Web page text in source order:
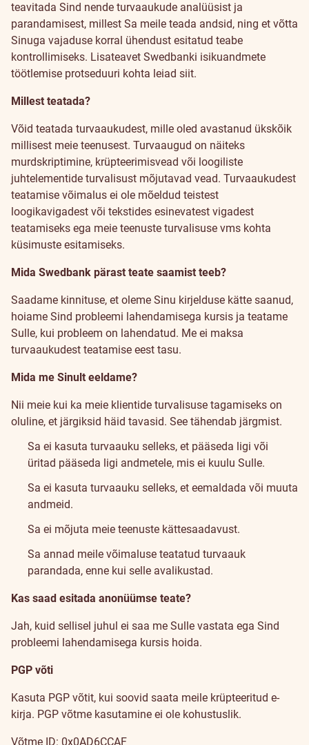
teavitada Sind nende turvaaukude analüüsist ja
parandamisest, millest Sa meile teada andsid, ning et võtta
Sinuga vajaduse korral ühendust esitatud teabe
kontrollimiseks. Lisateavet Swedbanki isikuandmete
töötlemise protseduuri kohta leiad siit.
Millest teatada?
Võid teatada turvaaukudest, mille oled avastanud ükskõik
millisest meie teenusest. Turvaaugud on näiteks
murdskriptimine, krüpteerimisvead või loogiliste
juhtelementide turvalisust mõjutavad vead. Turvaaukudest
teatamise võimalus ei ole mõeldud teistest
loogikavigadest või tekstides esinevatest vigadest
teatamiseks ega meie teenuste turvalisuse vms kohta
küsimuste esitamiseks.
Mida Swedbank pärast teate saamist teeb?
Saadame kinnituse, et oleme Sinu kirjelduse kätte saanud,
hoiame Sind probleemi lahendamisega kursis ja teatame
Sulle, kui probleem on lahendatud. Me ei maksa
turvaaukudest teatamise eest tasu.
Mida me Sinult eeldame?
Nii meie kui ka meie klientide turvalisuse tagamiseks on
oluline, et järgiksid häid tavasid. See tähendab järgmist.
Sa ei kasuta turvaauku selleks, et pääseda ligi või
üritad pääseda ligi andmetele, mis ei kuulu Sulle.
Sa ei kasuta turvaauku selleks, et eemaldada või muuta
andmeid.
Sa ei mõjuta meie teenuste kättesaadavust.
Sa annad meile võimaluse teatatud turvaauk
parandada, enne kui selle avalikustad.
Kas saad esitada anonüümse teate?
Jah, kuid sellisel juhul ei saa me Sulle vastata ega Sind
probleemi lahendamisega kursis hoida.
PGP võti
Kasuta PGP võtit, kui soovid saata meile krüpteeritud e-
kirja. PGP võtme kasutamine ei ole kohustuslik.
Võtme ID: 0x0AD6CCAF